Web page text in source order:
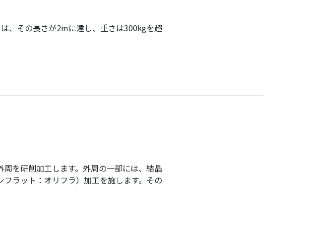
、その長さが2mに達し、重さは300kgを超
を研削加工します。外周の一部には、結晶
ラット：オリフラ）加工を施します。その